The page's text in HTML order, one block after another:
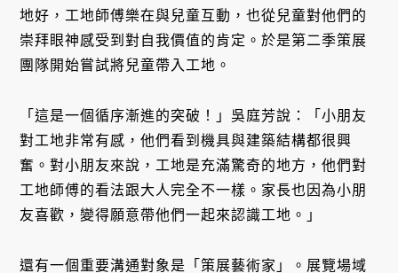
地好，工地師傅樂在與兒童互動，也從兒童對他們的
崇拜眼神感受到對自我價值的肯定。於是第二季策展
團隊開始嘗試將兒童帶入工地。
「這是一個循序漸進的突破！」吳庭芳說：「小朋友
對工地非常有感，他們看到機具與建築結構都很興
奮。對小朋友來說，工地是充滿驚奇的地方，他們對
工地師傅的看法跟大人完全不一樣。家長也因為小朋
友喜歡，變得願意帶他們一起來認識工地。」
還有一個重要溝通對象是「策展藝術家」。展覽場域